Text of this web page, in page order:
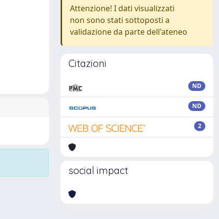
Attenzione! I dati visualizzati
non sono stati sottoposti a
validazione da parte dell'ateneo
Citazioni
ND
ND
2
social impact